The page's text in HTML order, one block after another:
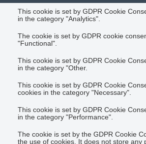
This cookie is set by GDPR Cookie
in the category "Analytics".
The cookie is set by GDPR cookie
"Functional".
This cookie is set by GDPR Cookie
in the category "Other.
This cookie is set by GDPR Cookie
cookies in the category "Necessary".
This cookie is set by GDPR Cookie
in the category "Performance".
The cookie is set by the GDPR Cookie
the use of cookies. It does not store any